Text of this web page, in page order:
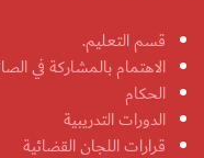
قسم التعليم.
الاهتمام بالمشاركة في
الحكام
الدورات التدريبية
قرارات اللجان القضائية